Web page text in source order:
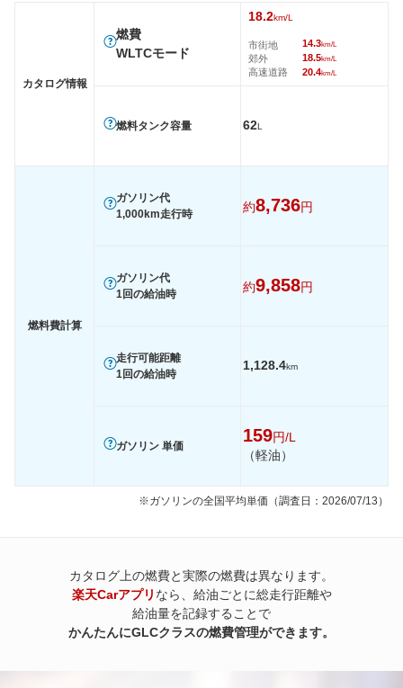
12km/L 12km/L
WLTC/市街地 9.2km/L
13.5km/L 13.4km/L
-
カタログ情報
燃費
WLTCモード
18.2km/L
市街地
郊外
高速道路
14.3km/L
18.5km/L
20.4km/L
燃料タンク容量 62L
燃料費計算
ガソリン代
1,000km走行時
約8,736円
ガソリン代
1回の給油時
約9,858円
走行可能距離
1回の給油時
1,128.4km
ガソリン 単価
159円/L
（軽油）
※ガソリンの全国平均単価（調査日：2026/07/13）
カタログ上の燃費と実際の燃費は異なります。
楽天Carアプリ なら、給油ごとに総走行距離や
給油量を記録することで
かんたんにGLCクラスの燃費管理ができます。